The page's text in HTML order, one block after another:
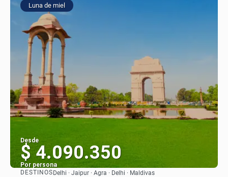
Luna de miel
Desde
$ 4.090.350
Por persona
DESTINOSDelhi · Jaipur · Agra · Delhi · Maldivas